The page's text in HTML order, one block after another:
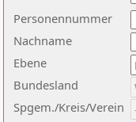
Nachname
Ebene
Personennummer
Bundesland
Spgem./Kreis/Verein